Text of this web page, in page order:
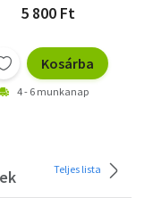
5 800 Ft
Kosárba
4 - 6 munkanap
Teljes lista